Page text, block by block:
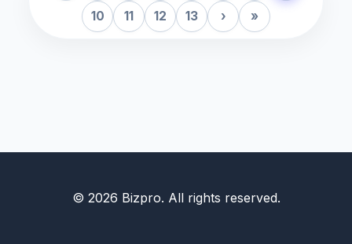
10 11 12 13 › »
© 2026 Bizpro. All rights reserved.